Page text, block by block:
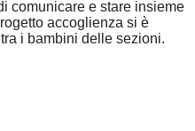
comunicare e stare insieme
accoglienza si è
i bambini delle sezioni.